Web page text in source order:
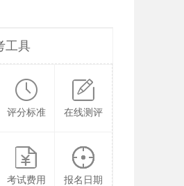
工具
评分标准 在线测评
考试费用 报名日期